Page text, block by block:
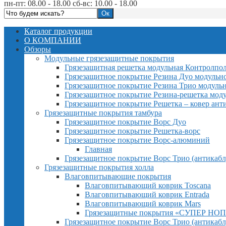
пн-пт: 08.00 - 18.00 сб-вс: 10.00 - 18.00
Каталог продукции
О КОМПАНИИ
Обзоры
Модульные грязезащитные покрытия
Грязезащитная решетка модульная
Грязезащитное покрытие Резина Дуо
Грязезащитное покрытие Резина Трио
Грязезащитное покрытие Резина-решетка
Грязезащитное покрытие Решетка – ковер
Грязезащитные покрытия тамбура
Грязезащитное покрытие Ворс Дуо
Грязезащитное покрытие Решетка-ворс
Грязезащитное покрытие Ворс-алюминий
Главная
Грязезащитное покрытие Ворс Трио
Грязезащитные покрытия холла
Влаговпитывающие покрытия
Влаговпитывающий коврик Toscana
Влаговпитывающий коврик Entrada
Влаговпитывающий коврик Mars
Грязезащитные покрытия «СУПЕР
Грязезащитное покрытие Ворс Трио